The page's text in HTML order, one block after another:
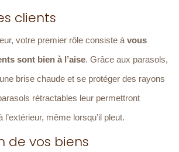
clients
votre premier rôle consiste à vous
sont bien à l’aise. Grâce aux parasols,
brise chaude et se protéger des rayons
rétractables leur permettront
même lorsqu’il pleut.
de vos biens